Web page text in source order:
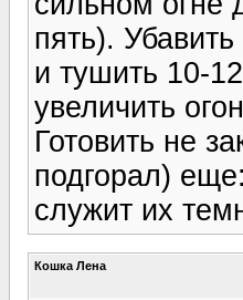
пять).
и тушить 10-
увеличить
Готовить не
подгорал)
служит их
Кошка Лена